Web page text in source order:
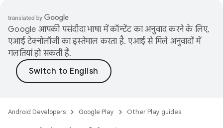
Google आपकी पसंदीदा भाषा में कॉन्टेंट का अनुवाद करने के लिए,
एआई टेक्नोलॉजी का इस्तेमाल करता है. एआई से मिले अनुवादों में
गलतियां हो सकती हैं.
Android Developers Google Play Other Play guides